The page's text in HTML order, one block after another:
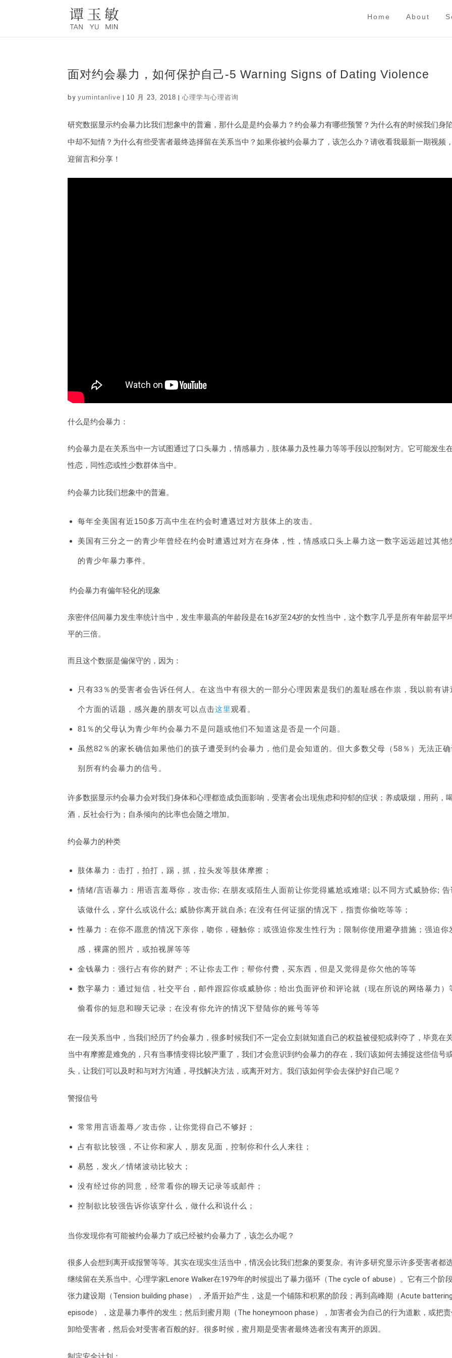
Home About
面对约会暴力，如何保护自己-5 Warning Signs of Dating Violence
byyumintanlive | 10 月 23, 2018 |心理学与心理咨询
研究数据显示约会暴力比我们想象中的普遍 ，那什么是是约会暴力 ？约会暴力有哪些预警 ？ 为什么有的时候我们身
中却不知情 ？ 为什么有些受害者最终选择留在关系当中 ？如果你被约会暴力了 ，该怎么办 ？请收看我最新一期视频
迎留言和分享 ！
什么是约会暴力：
约会暴力是在关系当中一方试图通过了口头暴力，情感暴力，肢体暴力及性暴力等等手段以控制对方。它可能发生
性恋，同性恋或性少数群体当中。
约会暴力比我们想象中的普遍。
每年全美国有近150多万高中生在约会时遭遇过对方肢体上的攻击。
美国有三分之一的青少年曾经在约会时遭遇过对方在身体，性，情感或口头上暴力这一数字远远超过其他
的青少年暴力事件。
约会暴力有偏年轻化的现象
亲密伴侣间暴力发生率统计当中，发生率最高的年龄段是在16岁至24岁的女性当中，这个数字几乎是所有年龄层平
平的三倍。
而且这个数据是偏保守的，因为：
只有33％的受害者会告诉任何人。在这当中有很大的一部分心理因素是我们的羞耻感在作祟，我以前有讲
个方面的话题，感兴趣的朋友可以点击这里观看。
81％的父母认为青少年约会暴力不是问题或他们不知道这是否是一个问题。
虽然82％的家长确信如果他们的孩子遭受到约会暴力，他们是会知道的。但大多数父母（58％）无法正确
别所有约会暴力的信号。
许多数据显示约会暴力会对我们身体和心理都造成负面影响，受害者会出现焦虑和抑郁的症状；养成吸烟，用药，
酒，反社会行为；自杀倾向的比率也会随之增加。
约会暴力的种类
肢体暴力：击打，拍打，踢，抓，拉头发等肢体摩擦；
情绪/言语暴力：用语言羞辱你，攻击你; 在朋友或陌生人面前让你觉得尴尬或难堪; 以不同方式威胁你; 告
该做什么，穿什么或说什么; 威胁你离开就自杀; 在没有任何证据的情况下，指责你偷吃等等；
性暴力：在你不愿意的情况下亲你，吻你，碰触你；或强迫你发生性行为；限制你使用避孕措施；强迫你
感，裸露的照片，或拍视屏等等
金钱暴力：强行占有你的财产；不让你去工作；帮你付费，买东西，但是又觉得是你欠他的等等
数字暴力：通过短信，社交平台，邮件跟踪你或威胁你；给出负面评价和评论就（现在所说的网络暴力）
偷看你的短息和聊天记录；在没有你允许的情况下登陆你的账号等等
在一段关系当中，当我们经历了约会暴力，很多时候我们不一定会立刻就知道自己的权益被侵犯或剥夺了，毕竟在
当中有摩擦是难免的，只有当事情变得比较严重了，我们才会意识到约会暴力的存在，我们该如何去捕捉这些信号
头，让我们可以及时和与对方沟通，寻找解决方法，或离开对方。我们该如何学会去保护好自己呢？
警报信号
常常用言语羞辱／攻击你，让你觉得自己不够好；
占有欲比较强，不让你和家人，朋友见面，控制你和什么人来往；
易怒，发火／情绪波动比较大；
没有经过你的同意，经常看你的聊天记录等或邮件；
控制欲比较强告诉你该穿什么，做什么和说什么；
当你发现你有可能被约会暴力了或已经被约会暴力了，该怎么办呢？
很多人会想到离开或报警等等。其实在现实生活当中，情况会比我们想象的要复杂。有许多研究显示许多受害者都
继续留在关系当中。心理学家Lenore Walker在1979年的时候提出了暴力循环（The cycle of abuse）。它有三个阶段
张力建设期（Tension building phase），矛盾开始产生，这是一个铺陈和积累的阶段；再到高峰期（Acute battering
episode），这是暴力事件的发生；然后到蜜月期（The honeymoon phase），加害者会为自己的行为道歉，或把
卸给受害者，然后会对受害者百般的好。很多时候，蜜月期是受害者最终选者没有离开的原因。
制定安全计划：